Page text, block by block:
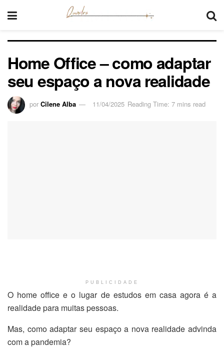
Home Office – como adaptar
seu espaço a nova realidade
por Cilene Alba 11/04/2025 Reading Time: 7 mins read
PUBLICIDADE
O home office e o lugar de estudos em casa agora é a
realidade para muitas pessoas.
Mas, como adaptar seu espaço a nova realidade advinda
com a pandemia?